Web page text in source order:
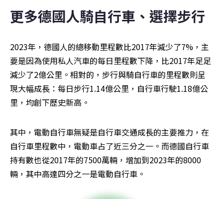
更多德國人騎自行車、選擇步行
2023年，德國人的總移動里程數比2017年減少了7%，主
要是因為使用私人汽車的每日里程數下降，比2017年足足
減少了2億公里。相對的，步行與騎自行車的里程數則呈
現大幅成長：每日步行1.14億公里，自行車行駛1.18億公
里，均創下歷史新高。
其中，電動自行車無疑是自行車交通成長的主要推力，在
自行車里程數中，電動車占了近三分之一。而德國自行車
持有數也從2017年的7500萬輛，增加到2023年的8000
輛，其中高達四分之一是電動自行車。